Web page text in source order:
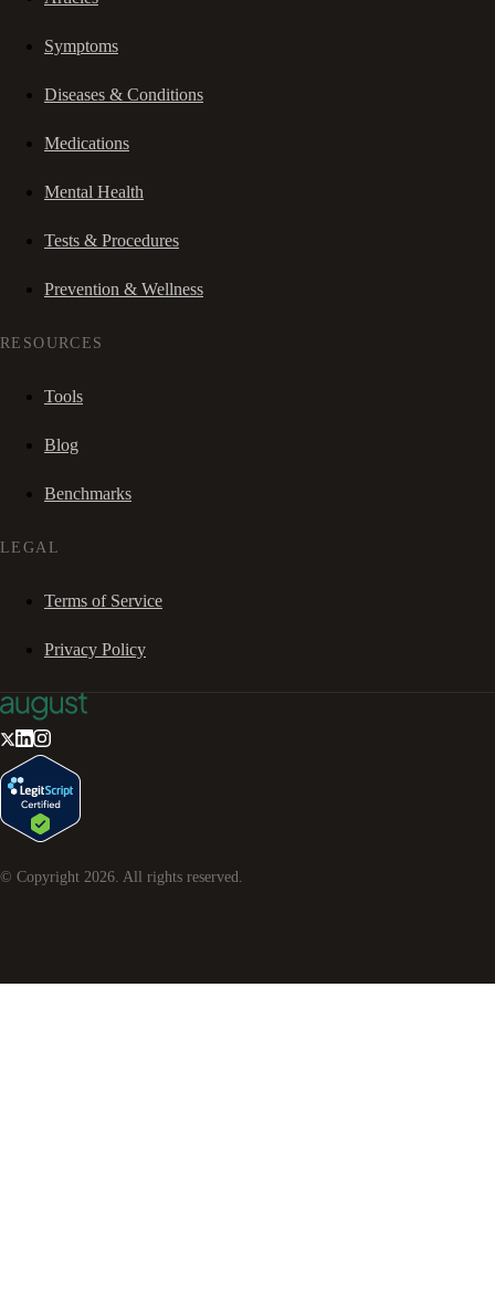
Symptoms
Diseases & Conditions
Medications
Mental Health
Tests & Procedures
Prevention & Wellness
RESOURCES
Tools
Blog
Benchmarks
LEGAL
Terms of Service
Privacy Policy
© Copyright 2026. All rights reserved.